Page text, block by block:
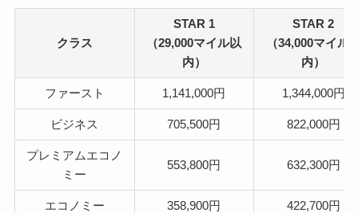
クラス
STAR 1
（29,000マイル以
内）
STAR 2
（34,000マイル
内）
ファースト 1,141,000円 1,344,000円
ビジネス 705,500円 822,000円
プレミアムエコノ
ミー
553,800円 632,300円
エコノミー 358,900円 422,700円